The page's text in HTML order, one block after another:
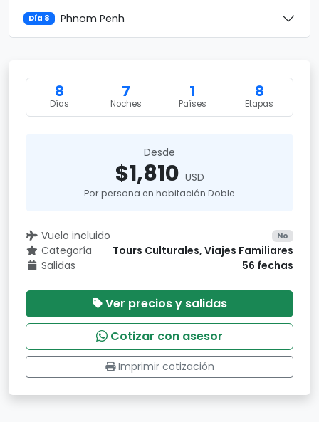
Día 8 Phnom Penh
8
Días
7
Noches
1
Países
8
Etapas
Desde
$1,810 USD
Por persona en habitación Doble
Vuelo incluido No
Categoría
Tours Culturales, Viajes Familiares
Salidas
56 fechas
Ver precios y salidas
Cotizar con asesor
Imprimir cotización